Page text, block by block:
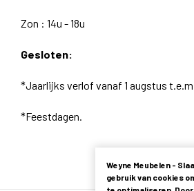
Zon : 14u - 18u
Gesloten:
*Jaarlijks verlof vanaf 1 augstus
*Feestdagen.
Weyne Meubelen -
gebruik van cookies